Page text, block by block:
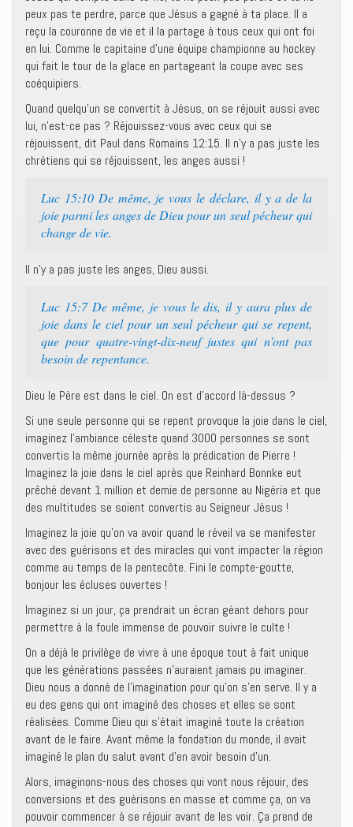
peux pas te perdre, parce que Jésus a gagné à ta place. Il a
reçu la couronne de vie et il la partage à tous ceux qui ont foi
en lui. Comme le capitaine d’une équipe championne au hockey
qui fait le tour de la glace en partageant la coupe avec ses
coéquipiers.
Quand quelqu’un se convertit à Jésus, on se réjouit aussi avec
lui, n’est-ce pas ? Réjouissez-vous avec ceux qui se
réjouissent, dit Paul dans Romains 12:15. Il n’y a pas juste les
chrétiens qui se réjouissent, les anges aussi !
Luc 15:10 De même, je vous le déclare, il y a de la
joie parmi les anges de Dieu pour un seul pécheur qui
change de vie.
Il n’y a pas juste les anges, Dieu aussi.
Luc 15:7 De même, je vous le dis, il y aura plus de
joie dans le ciel pour un seul pécheur qui se repent,
que pour quatre-vingt-dix-neuf justes qui n’ont pas
besoin de repentance.
Dieu le Père est dans le ciel. On est d’accord là-dessus ?
Si une seule personne qui se repent provoque la joie dans le ciel,
imaginez l’ambiance céleste quand 3000 personnes se sont
convertis la même journée après la prédication de Pierre !
Imaginez la joie dans le ciel après que Reinhard Bonnke eut
prêché devant 1 million et demie de personne au Nigéria et que
des multitudes se soient convertis au Seigneur Jésus !
Imaginez la joie qu’on va avoir quand le réveil va se manifester
avec des guérisons et des miracles qui vont impacter la région
comme au temps de la pentecôte. Fini le compte-goutte,
bonjour les écluses ouvertes !
Imaginez si un jour, ça prendrait un écran géant dehors pour
permettre à la foule immense de pouvoir suivre le culte !
On a déjà le privilège de vivre à une époque tout à fait unique
que les générations passées n’auraient jamais pu imaginer.
Dieu nous a donné de l’imagination pour qu’on s’en serve. Il y a
eu des gens qui ont imaginé des choses et elles se sont
réalisées. Comme Dieu qui s’était imaginé toute la création
avant de le faire. Avant même la fondation du monde, il avait
imaginé le plan du salut avant d’en avoir besoin d’un.
Alors, imaginons-nous des choses qui vont nous réjouir, des
conversions et des guérisons en masse et comme ça, on va
pouvoir commencer à se réjouir avant de les voir. Ça prend de